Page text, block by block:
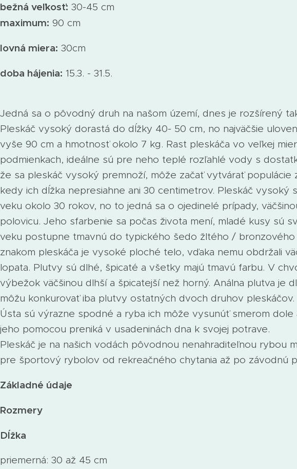
bežná veľkosť: 30-45 cm
maximum: 90 cm
lovná miera: 30cm
doba hájenia: 15.3. - 31.5.
Jedná sa o pôvodný druh na našom území, dnes je rozšírený
Pleskáč vysoký dorastá do dĺžky 40- 50 cm, no najväčšie
vyše 90 cm a hmotnosť okolo 7 kg. Rast pleskáča vo veľkej
podmienkach, ideálne sú pre neho teplé rozľahlé vody s
že sa pleskáč vysoký premnoží, môže začať vytvárať populácie
kedy ich dĺžka nepresiahne ani 30 centimetrov. Pleskáč vysoký
veku okolo 30 rokov, no to jedná sa o ojedinelé prípady,
polovicu. Jeho sfarbenie sa počas života mení, mladé kusy sú
veku postupne tmavnú do typického šedo žltého / bronzového
znakom pleskáča je vysoké ploché telo, vďaka nemu obdržali
lopata. Plutvy sú dlhé, špicaté a všetky majú tmavú farbu. V
výbežok väčšinou dlhší a špicatejší než horný. Análna plutva je
môžu konkurovať iba plutvy ostatných dvoch druhov pleskáčov.
Ústa sú výrazne spodné a ryba ich môže vysunúť smerom
jeho pomocou preniká v usadeninách dna k svojej potrave.
Pleskáč je na našich vodách pôvodnou nenahraditeľnou rybou
pre športový rybolov od rekreačného chytania až po závodnú
Základné údaje
Rozmery
Dĺžka
priemerná: 30 až 45 cm